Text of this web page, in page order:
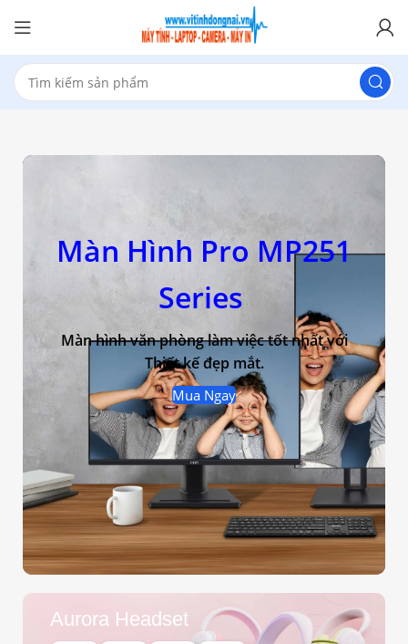
Màn Hình Pro MP251
Series
Màn hình văn phòng làm việc tốt nhất với
Thiết kế đẹp mắt.
Mua Ngay
Aurora Headset